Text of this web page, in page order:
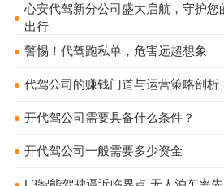
心安代驾新分公司盛大启航，守护您
出行
警惕！代驾跑私单，危害远超想象
代驾公司的赚钱门道与运营策略剖析
开代驾公司需要具备什么条件？
开代驾公司一般需要多少资金